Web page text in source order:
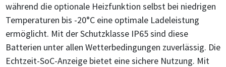
während die optionale Heizfunktion selbst bei niedrigen
Temperaturen bis -20°C eine optimale Ladeleistung
ermöglicht. Mit der Schutzklasse IP65 sind diese
Batterien unter allen Wetterbedingungen zuverlässig. Die
Echtzeit-SoC-Anzeige bietet eine sichere Nutzung. Mit